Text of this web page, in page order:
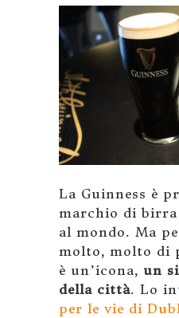
La Guinness è
marchio di
al mondo. Ma
molto, molto di
è un’icona, un
della città. Lo
per le vie di